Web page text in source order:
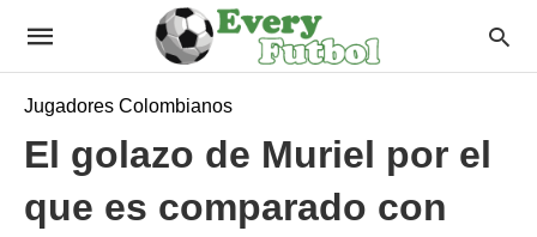
Jugadores Colombianos
El golazo de Muriel por el
que es comparado con